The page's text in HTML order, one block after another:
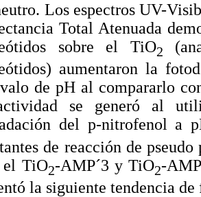
Los espectros UV-
Total Atenuada
sobre el TiO2
aumentaron la
de pH al compararlo
se generó al
del p-nitrofenol a
de reacción de
el TiO2-AMP´3 y TiO2-
la siguiente tendencia